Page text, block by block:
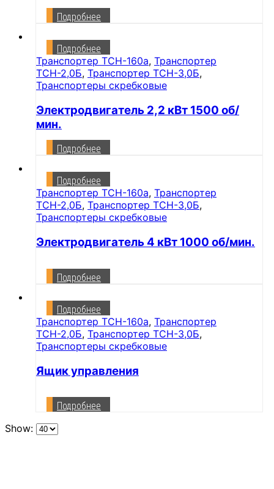
Подробнее
Подробнее
Транспортер ТСН-160а, Транспортер
ТСН-2,0Б, Транспортер ТСН-3,0Б,
Транспортеры скребковые
Электродвигатель 2,2 кВт 1500 об/
мин.
Подробнее
Подробнее
Транспортер ТСН-160а, Транспортер
ТСН-2,0Б, Транспортер ТСН-3,0Б,
Транспортеры скребковые
Электродвигатель 4 кВт 1000 об/мин.
Подробнее
Подробнее
Транспортер ТСН-160а, Транспортер
ТСН-2,0Б, Транспортер ТСН-3,0Б,
Транспортеры скребковые
Ящик управления
Подробнее
Show: